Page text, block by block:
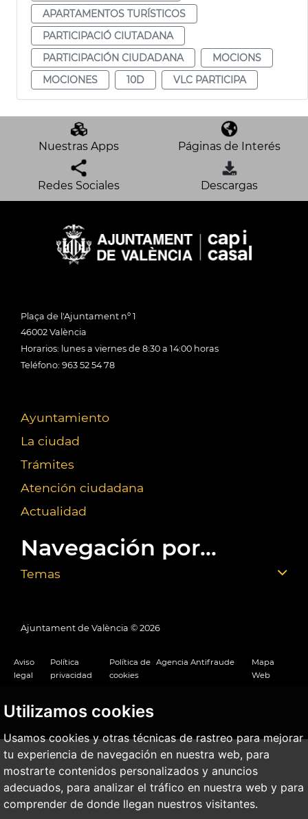
Utilizamos cookies
Usamos cookies y otras técnicas de rastreo para mejorar
tu experiencia de navegación en nuestra web, para
mostrarte contenidos personalizados y anuncios
adecuados, para analizar el tráfico en nuestra web y para
comprender de donde llegan nuestros visitantes.
APARTAMENTOS TURÍSTICOS
PARTICIPACIÓ CIUTADANA
PARTICIPACIÓN CIUDADANA
MOCIONS
MOCIONES
10D VLC PARTICIPA
Nuestras Apps Páginas de Interés
Redes Sociales Descargas
Plaça de l'Ajuntament nº 1
46002 València
Horarios: lunes a viernes de 8:30 a 14:00 horas
Teléfono: 963 52 54 78
Ayuntamiento
La ciudad
Trámites
Atención ciudadana
Actualidad
Navegación por...
Temas
Ajuntament de València © 2026
Aviso
legal
Política
privacidad
Política de
cookies
Agencia Antifraude
Mapa
Web